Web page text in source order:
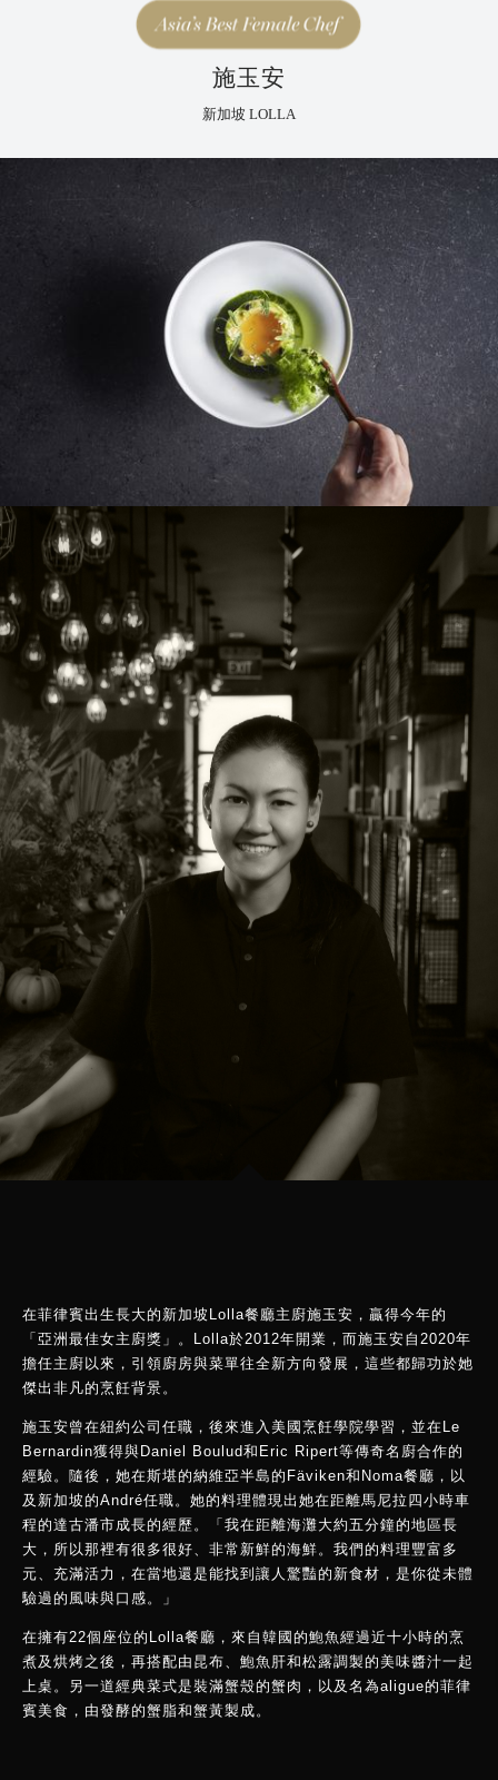
施玉安
新加坡 LOLLA
在菲律賓出生長大的新加坡Lolla餐廳主廚施玉安，贏得今年的
「亞洲最佳女主廚獎」。Lolla於2012年開業，而施玉安自2020年
擔任主廚以來，引領廚房與菜單往全新方向發展，這些都歸功於她
傑出非凡的烹飪背景。
施玉安曾在紐約公司任職，後來進入美國烹飪學院學習，並在Le
Bernardin獲得與Daniel Boulud和Eric Ripert等傳奇名廚合作的
經驗。隨後，她在斯堪的納維亞半島的Fäviken和Noma餐廳，以
及新加坡的André任職。她的料理體現出她在距離馬尼拉四小時車
程的達古潘市成長的經歷。「我在距離海灘大約五分鐘的地區長
大，所以那裡有很多很好、非常新鮮的海鮮。我們的料理豐富多
元、充滿活力，在當地還是能找到讓人驚豔的新食材，是你從未體
驗過的風味與口感。」
在擁有22個座位的Lolla餐廳，來自韓國的鮑魚經過近十小時的烹
煮及烘烤之後，再搭配由昆布、鮑魚肝和松露調製的美味醬汁一起
上桌。另一道經典菜式是裝滿蟹殼的蟹肉，以及名為aligue的菲律
賓美食，由發酵的蟹脂和蟹黃製成。